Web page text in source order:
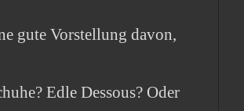
gute Vorstellung davon,
Edle Dessous? Oder